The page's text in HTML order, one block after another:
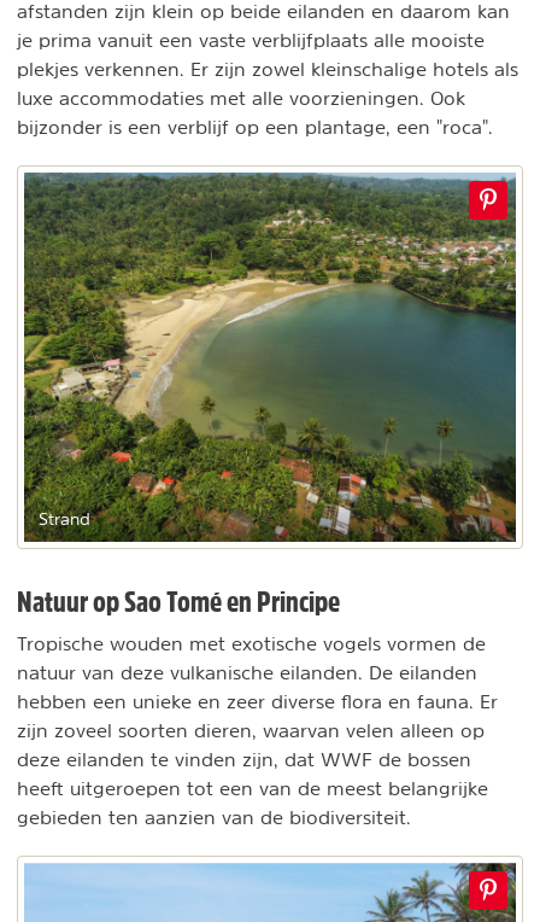
afstanden zijn klein op beide eilanden en daarom kan
je prima vanuit een vaste verblijfplaats alle mooiste
plekjes verkennen. Er zijn zowel kleinschalige hotels als
luxe accommodaties met alle voorzieningen. Ook
bijzonder is een verblijf op een plantage, een "roca".
Strand
Natuur op Sao Tomé en Principe
Tropische wouden met exotische vogels vormen de
natuur van deze vulkanische eilanden. De eilanden
hebben een unieke en zeer diverse flora en fauna. Er
zijn zoveel soorten dieren, waarvan velen alleen op
deze eilanden te vinden zijn, dat WWF de bossen
heeft uitgeroepen tot een van de meest belangrijke
gebieden ten aanzien van de biodiversiteit.